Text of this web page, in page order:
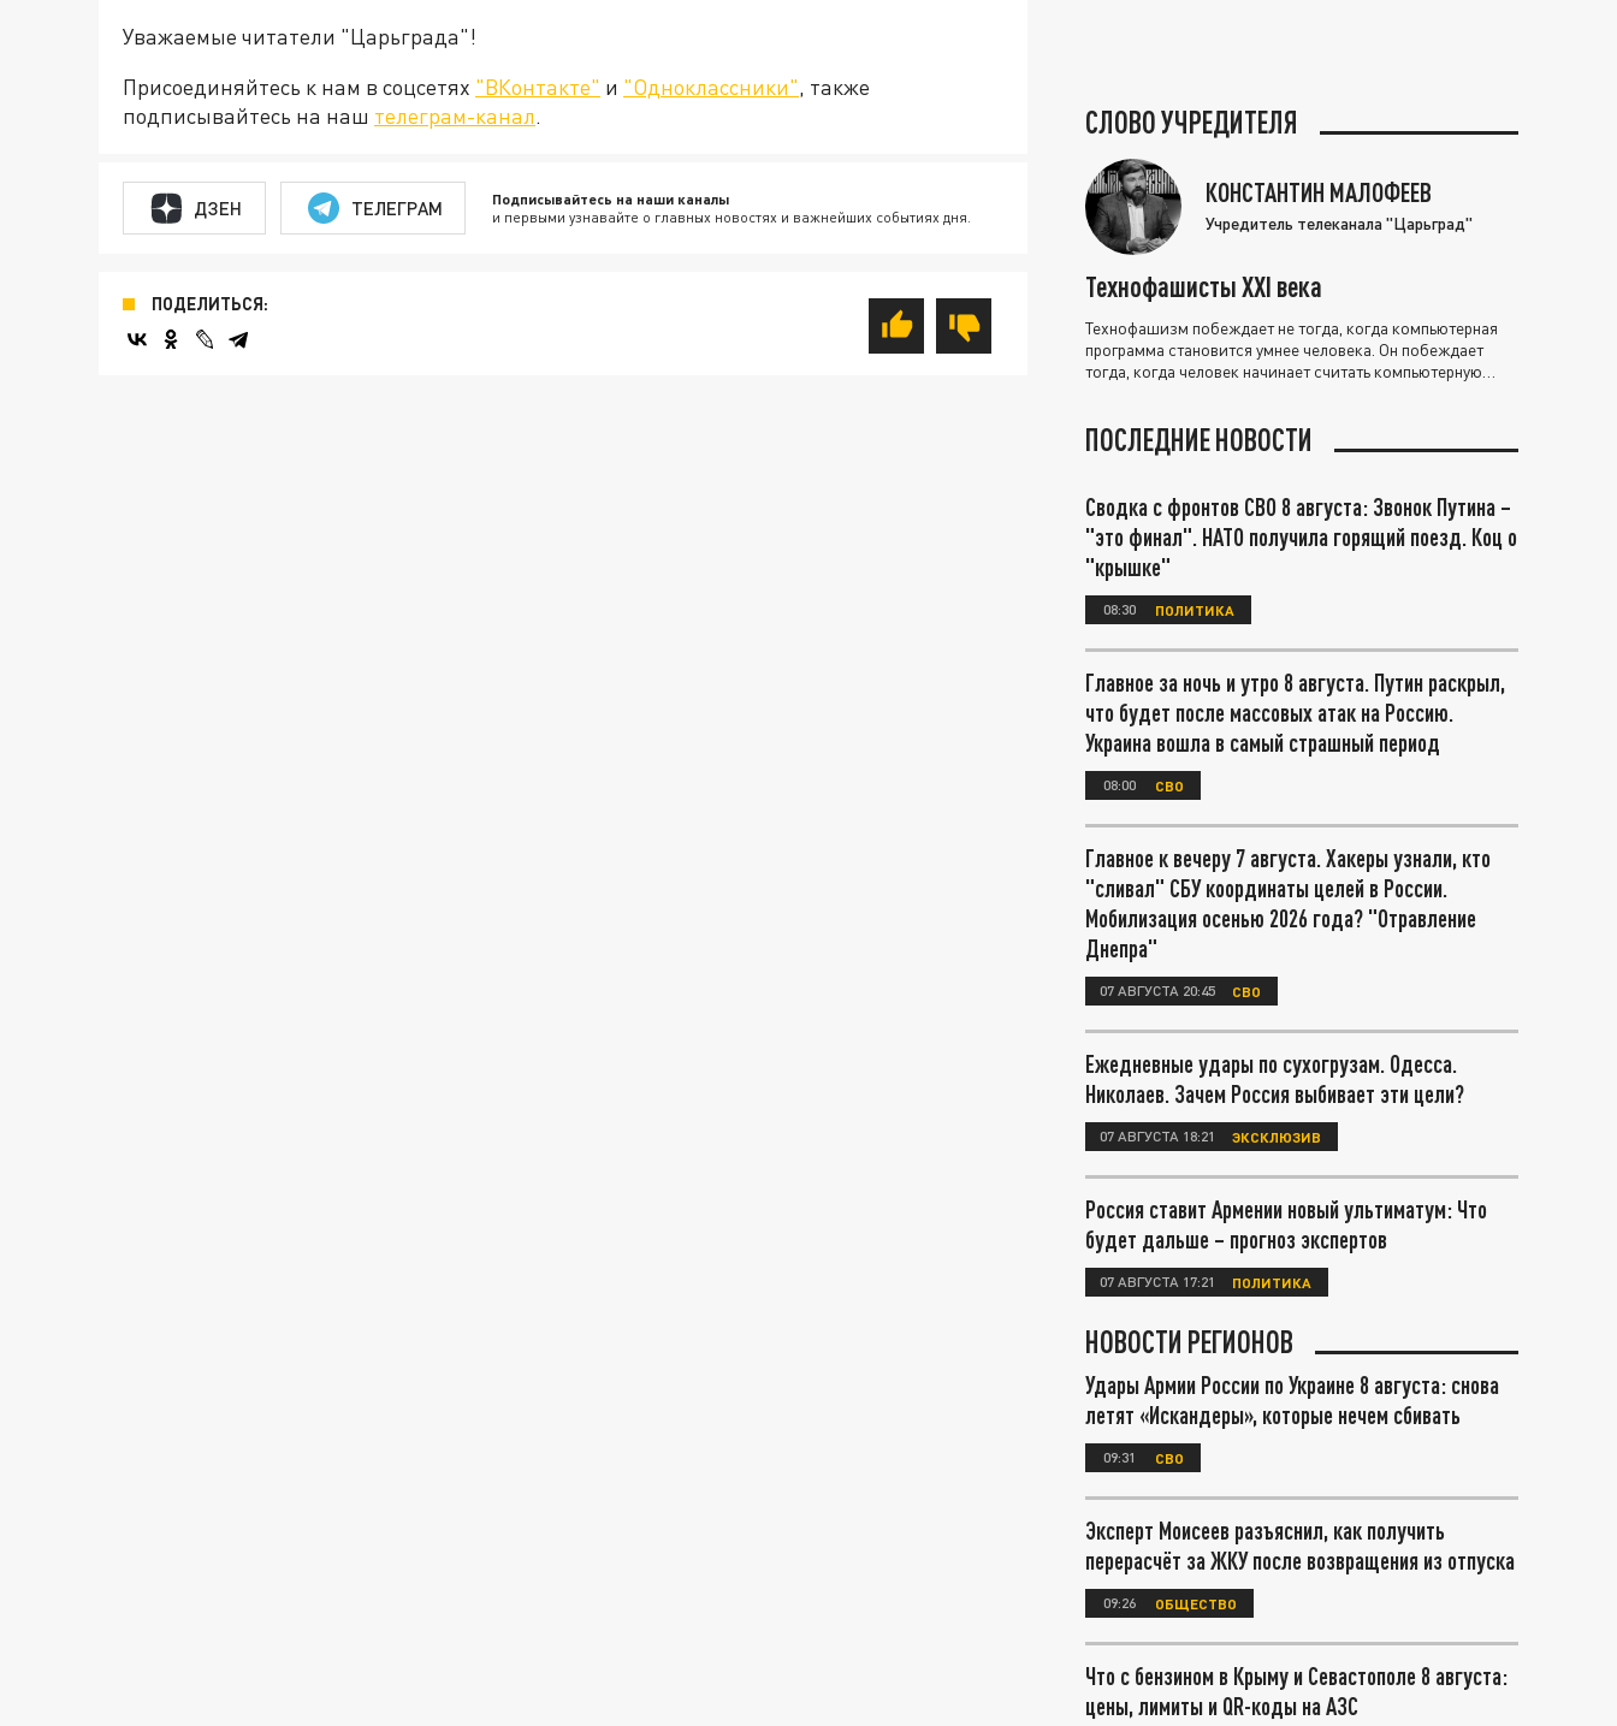
Уважаемые читатели "Царьграда"!
Присоединяйтесь к нам в соцсетях "ВКонтакте" и "Одноклассники", также
подписывайтесь на наш телеграм-канал.
ДЗЕН ТЕЛЕГРАМ Подписывайтесь на наши каналы
и первыми узнавайте о главных новостях и важнейших событиях дня.
ПОДЕЛИТЬСЯ:
СЛОВО УЧРЕДИТЕЛЯ
КОНСТАНТИН МАЛОФЕЕВ
Учредитель телеканала "Царьград"
Технофашисты XXI века
Технофашизм побеждает не тогда, когда компьютерная
программа становится умнее человека. Он побеждает
тогда, когда человек начинает считать компьютерную
ПОСЛЕДНИЕ НОВОСТИ
Сводка с фронтов СВО 8 августа: Звонок Путина –
"это финал". НАТО получила горящий поезд. Коц о
"крышке"
08:30 ПОЛИТИКА
Главное за ночь и утро 8 августа. Путин раскрыл,
что будет после массовых атак на Россию.
Украина вошла в самый страшный период
08:00 СВО
Главное к вечеру 7 августа. Хакеры узнали, кто
"сливал" СБУ координаты целей в России.
Мобилизация осенью 2026 года? "Отравление
Днепра"
07 АВГУСТА 20:45 СВО
Ежедневные удары по сухогрузам. Одесса.
Николаев. Зачем Россия выбивает эти цели?
07 АВГУСТА 18:21 ЭКСКЛЮЗИВ
Россия ставит Армении новый ультиматум: Что
будет дальше – прогноз экспертов
07 АВГУСТА 17:21 ПОЛИТИКА
НОВОСТИ РЕГИОНОВ
Удары Армии России по Украине 8 августа: снова
летят «Искандеры», которые нечем сбивать
09:31 СВО
Эксперт Моисеев разъяснил, как получить
перерасчёт за ЖКУ после возвращения из отпуска
09:26 ОБЩЕСТВО
Что с бензином в Крыму и Севастополе 8 августа:
цены, лимиты и QR-коды на АЗС